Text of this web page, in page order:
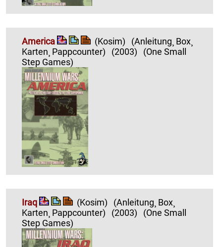
America (Kosim)
(Anleitung¸ Box¸
Karten¸ Pappcounter)
(2003)
(One Small
Step Games)
Iraq (Kosim)
(Anleitung¸ Box¸
Karten¸ Pappcounter)
(2003)
(One Small
Step Games)